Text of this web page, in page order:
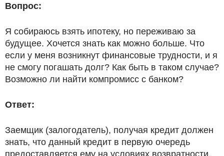
Вопрос:
Я собираюсь взять ипотеку, но переживаю за
будущее. Хочется знать как можно больше. Что
если у меня возникнут финансовые трудности, и я
не смогу погашать долг? Как быть в таком случае?
Возможно ли найти компромисс с банком?
Ответ:
Заемщик (залогодатель), получая кредит должен
знать, что данный кредит в первую очередь
предоставляется ему на условиях возвратности.